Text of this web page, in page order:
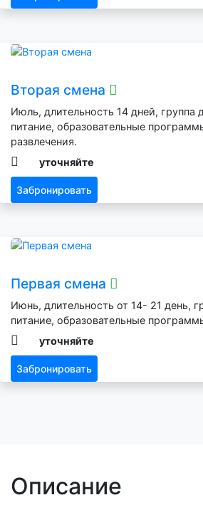
Вторая смена
Июль, длительность 14 дней, группа
питание, образовательные
развлечения.
уточняйте
Забронировать
Первая смена
Июнь, длительность от 14- 21 день,
питание, образовательные
уточняйте
Забронировать
Описание